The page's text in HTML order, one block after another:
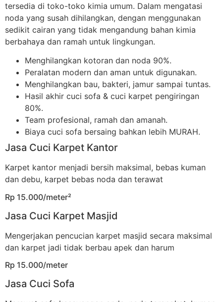
tersedia di toko-toko kimia umum. Dalam mengatasi
noda yang susah dihilangkan, dengan menggunakan
sedikit cairan yang tidak mengandung bahan kimia
berbahaya dan ramah untuk lingkungan.
Menghilangkan kotoran dan noda 90%.
Peralatan modern dan aman untuk digunakan.
Menghilangkan bau, bakteri, jamur sampai tuntas.
Hasil akhir cuci sofa & cuci karpet pengiringan
80%.
Team profesional, ramah dan amanah.
Biaya cuci sofa bersaing bahkan lebih MURAH.
Jasa Cuci Karpet Kantor
Karpet kantor menjadi bersih maksimal, bebas kuman
dan debu, karpet bebas noda dan terawat
Rp 15.000/meter²
Jasa Cuci Karpet Masjid
Mengerjakan pencucian karpet masjid secara maksimal
dan karpet jadi tidak berbau apek dan harum
Rp 15.000/meter
Jasa Cuci Sofa